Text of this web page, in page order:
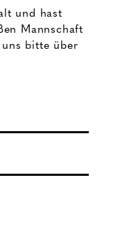
und hast
Mannschaft
bitte über